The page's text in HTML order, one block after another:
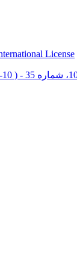
License